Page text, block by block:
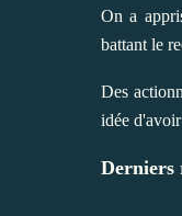
On a
battant le
Des
idée
Derniers